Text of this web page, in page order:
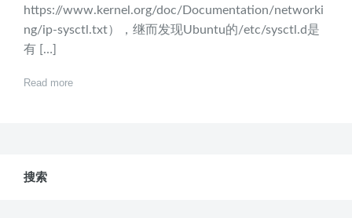
https://www.kernel.org/doc/Documentation/networki
ng/ip-sysctl.txt），继而发现Ubuntu的/etc/sysctl.d是
有 […]
Read more
搜索